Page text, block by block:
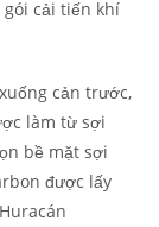
cải tiến khí
cản trước,
làm từ sợi
bề mặt sợi
được lấy